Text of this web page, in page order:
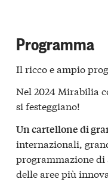
Programma
Il ricco e ampio
Nel 2024 Mirabilia
si festeggiano!
Un cartellone di
internazionali,
programmazione
delle aree più